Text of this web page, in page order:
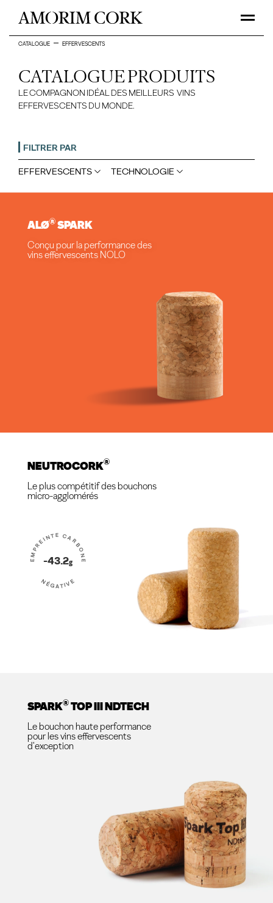
CATALOGUE EFFERVESCENTS
CATALOGUE PRODUITS
LE COMPAGNON IDÉAL DES MEILLEURS VINS
EFFERVESCENTS DU MONDE.
FILTRER PAR
EFFERVESCENTS TECHNOLOGIE
ALØ®SPARK
Conçu pour la performance des
vins effervescents NOLO
NEUTROCORK®
Le plus compétitif des bouchons
micro-agglomérés
EMPREINTE CARBONE
-43.2g
NÉGATIVE
SPARK®TOP III NDTECH
Le bouchon haute performance
pour les vins effervescents
d'exception